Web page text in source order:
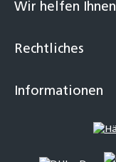
Wir helfen Ihnen
Rechtliches
Informationen